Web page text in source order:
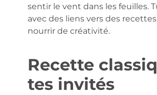
sentir le vent dans les feuilles.
avec des liens vers des
nourrir de créativité.
Recette
tes invités